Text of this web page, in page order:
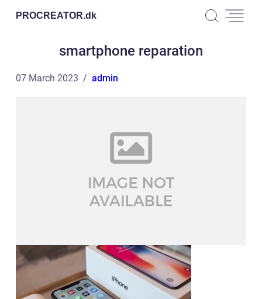
PROCREATOR.dk
smartphone reparation
07 March 2023 admin